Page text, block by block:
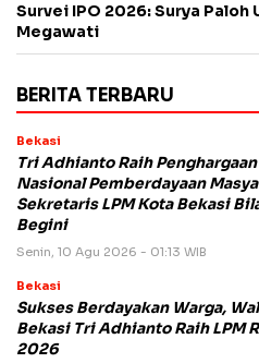
Survei IPO 2026: Surya
Megawati
BERITA TERBARU
Bekasi
Tri Adhianto Raih Penghargaan
Nasional Pemberdayaan
Sekretaris LPM Kota Bekasi
Begini
Senin, 10 Agu 2026 - 01:13 WIB
Bekasi
Sukses Berdayakan Warga,
Bekasi Tri Adhianto Raih LPM
2026